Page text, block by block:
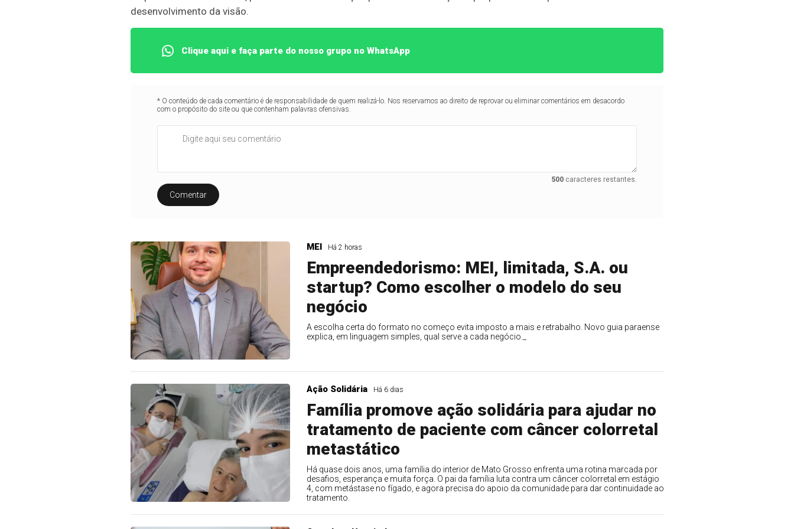
desenvolvimento da visão.
Clique aqui e faça parte do nosso grupo no WhatsApp
* O conteúdo de cada comentário é de responsabilidade de quem realizá-lo. Nos reservamos ao direito de reprovar ou eliminar comentários em desacordo
com o propósito do site ou que contenham palavras ofensivas.
500 caracteres restantes.
Comentar
MEI Há 2 horas
Empreendedorismo: MEI, limitada, S.A. ou
startup? Como escolher o modelo do seu
negócio
A escolha certa do formato no começo evita imposto a mais e retrabalho. Novo guia paraense
explica, em linguagem simples, qual serve a cada negócio._
Ação Solidária Há 6 dias
Família promove ação solidária para ajudar no
tratamento de paciente com câncer colorretal
metastático
Há quase dois anos, uma família do interior de Mato Grosso enfrenta uma rotina marcada por
desafios, esperança e muita força. O pai da família luta contra um câncer colorretal em estágio
4, com metástase no fígado, e agora precisa do apoio da comunidade para dar continuidade ao
tratamento.